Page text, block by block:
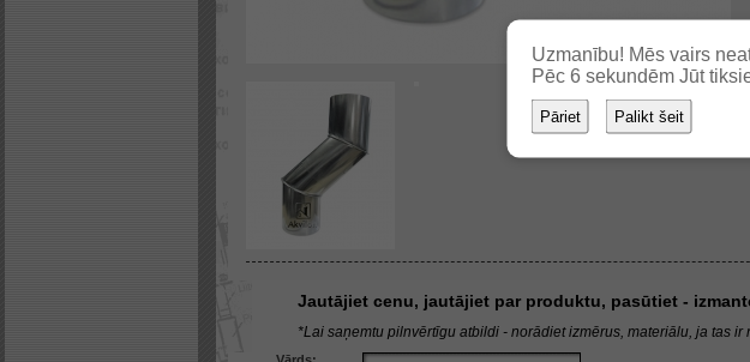
Jautājiet cenu, jautājiet par produktu, pasūtiet -
*Lai saņemtu pilnvērtīgu atbildi - norādiet izmērus, materiālu, ja tas
Uzmanību! Mēs vairs
Pēc 6 sekundēm Jūt
Pāriet Palikt šeit